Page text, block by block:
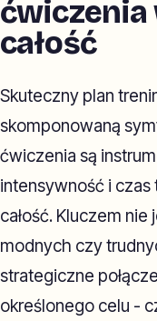
ćwiczenia
całość
Skuteczny plan
skomponowaną
ćwiczenia są
intensywność i
całość. Kluczem
modnych czy
strategiczne
określonego celu -